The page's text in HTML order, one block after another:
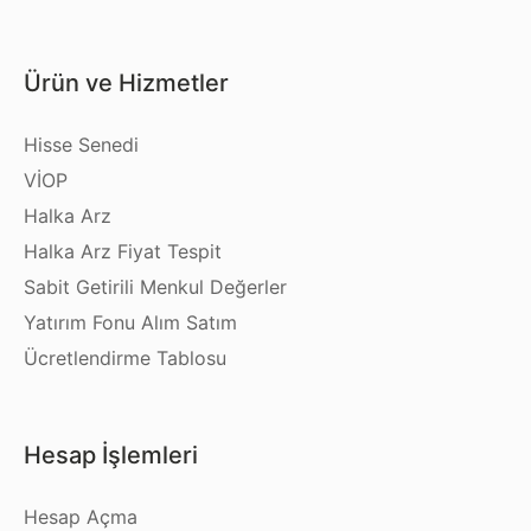
Ürün ve Hizmetler
Hisse Senedi
VİOP
Halka Arz
Halka Arz Fiyat Tespit
Sabit Getirili Menkul Değerler
Yatırım Fonu Alım Satım
Ücretlendirme Tablosu
Hesap İşlemleri
Hesap Açma